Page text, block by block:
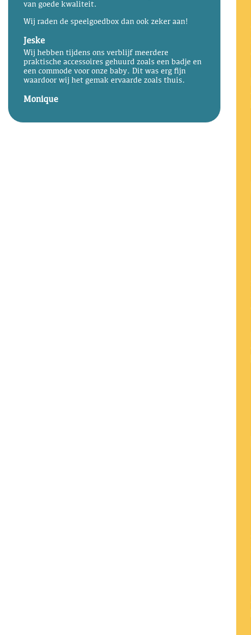
van goede kwaliteit.
Wij raden de speelgoedbox dan ook zeker aan!
Jeske
Wij hebben tijdens ons verblijf meerdere
praktische accessoires gehuurd zoals een badje en
een commode voor onze baby. Dit was erg fijn
waardoor wij het gemak ervaarde zoals thuis.
Monique